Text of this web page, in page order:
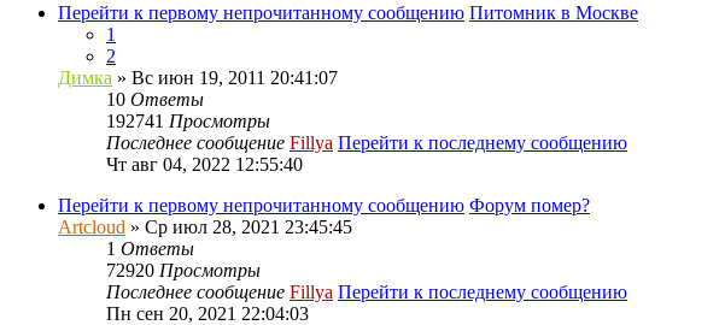
Перейти к первому непрочитанному сообщению Питомник в Москве
1
2
Димка » Вс июн 19, 2011 20:41:07
10 Ответы
192741 Просмотры
Последнее сообщение Fillya Перейти к последнему сообщению
Чт авг 04, 2022 12:55:40
Перейти к первому непрочитанному сообщению Форум помер?
Artcloud » Ср июл 28, 2021 23:45:45
1 Ответы
72920 Просмотры
Последнее сообщение Fillya Перейти к последнему сообщению
Пн сен 20, 2021 22:04:03